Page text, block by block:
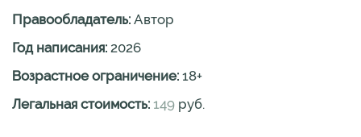
Правообладатель: Автор
Год написания: 2026
Возрастное ограничение: 18+
Легальная стоимость: 149 руб.